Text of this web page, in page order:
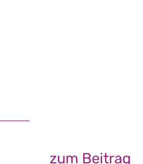
zum Beitrag